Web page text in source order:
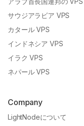
サウジアラビア VPS
カタール VPS
インドネシア VPS
イラク VPS
ネパール VPS
Company
LightNodeについて